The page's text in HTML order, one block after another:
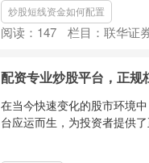
炒股短线资金如何配置
阅读： 147 栏目： 联华证
配资专业炒股平台，正规
在当今快速变化的股市环境
台应运而生，为投资者提供